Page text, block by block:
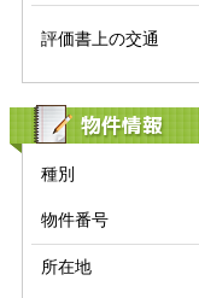
評価書上の交通
物件情報
種別
物件番号
所在地